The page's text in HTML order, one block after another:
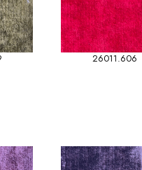
26011.606